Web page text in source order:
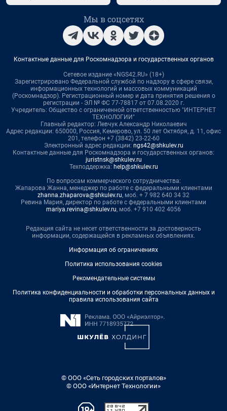
Мы в соцсетях
Контактные данные для Роскомнадзора и государственных органов
Сетевое издание «NGS42.RU» (18+)
Зарегистрировано Федеральной службой по надзору в сфере связи,
информационных технологий и массовых коммуникаций
(Роскомнадзор). Регистрационный номер и дата принятия решения о
регистрации - ЭЛ № ФС 77-78817 от 07.08.2020 г.
Учредитель: Общество с ограниченной ответственностью "ИНТЕРНЕТ
ТЕХНОЛОГИИ"
Главный редактор: Левчук Александр Николаевич
Адрес редакции: 650000, Россия, Кемерово, ул. 50 лет Октября, д. 11, офис
201, телефон +7 (3842) 23-22-60
Электронный адрес редакции: ngs42@shkulev.ru
Контактные данные для Роскомнадзора и государственных органов:
juristnsk@shkulev.ru
Техподдержка: help@shkulev.ru
По вопросам коммерческого сотрудничества:
Жапарова Жанна, менеджер по работе с федеральными клиентами
zhanna.zhaparova@shkulev.ru, моб. + 7 982 640 34 32
Ревина Мария, директор по работе с федеральными клиентами
mariya.revina@shkulev.ru, моб. +7 910 402 4056
Редакция сайта не несет ответственности за достоверность
информации, содержащейся в рекламных объявлениях.
Информация об ограничениях
Политика использования cookies
Рекомендательные системы
Политика конфиденциальности и обработки персональных данных и
правила использования сайта
© ООО «Сеть городских порталов»
© ООО «Интернет Технологии»